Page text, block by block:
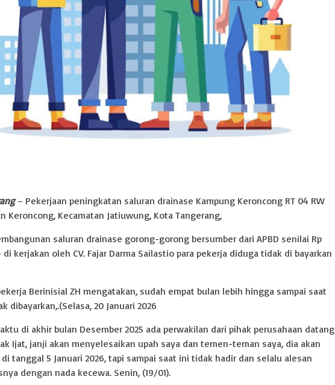
– Pekerjaan peningkatan saluran drainase Kampung Keroncong RT 04 RW
Keroncong, Kecamatan Jatiuwung, Kota Tangerang,
saluran drainase gorong-gorong bersumber dari APBD senilai Rp
di kerjakan oleh CV. Fajar Darma Sailastio para pekerja diduga tidak di bayarkan
Berinisial ZH mengatakan, sudah empat bulan lebih hingga sampai saat
dibayarkan,.(Selasa, 20 Januari 2026
di akhir bulan Desember 2025 ada perwakilan dari pihak perusahaan datang
Ijat, janji akan menyelesaikan upah saya dan temen-teman saya, dia akan
tanggal 5 Januari 2026, tapi sampai saat ini tidak hadir dan selalu alesan
dengan nada kecewa. Senin, (19/01).